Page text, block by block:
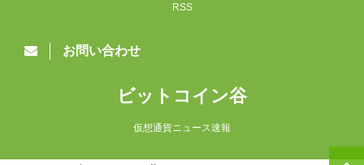
RSS
お問い合わせ
ビットコイン谷
仮想通貨ニュース速報